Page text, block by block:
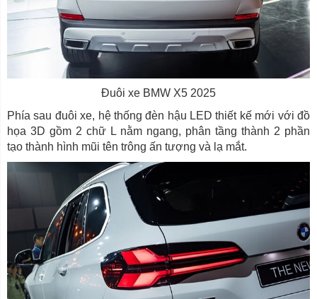
Đuôi xe BMW X5 2025
Phía sau đuôi xe, hệ thống đèn hậu LED thiết kế mới với đồ
họa 3D gồm 2 chữ L nằm ngang, phân tầng thành 2 phần
tạo thành hình mũi tên trông ấn tượng và lạ mắt.